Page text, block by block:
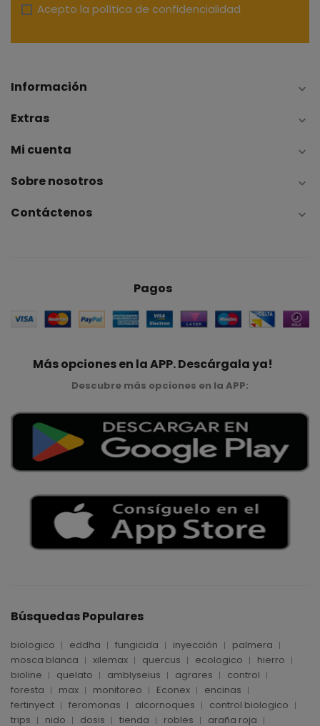
Acepto la política de confidencialidad
Información 
Extras 
Mi cuenta 
Sobre nosotros 
Contáctenos 
Pagos
Más opciones en la APP. Descárgala ya!
Descubre más opciones en la APP:
Búsquedas Populares
biologico eddha fungicida inyección
palmera
mosca blanca
xilemax quercus ecologico
hierro
bioline
quelato amblyseius agrares
control
foresta
max monitoreo Econex
encinas
fertinyect
feromonas alcornoques
control biologico
trips
nido dosis tienda robles araña roja